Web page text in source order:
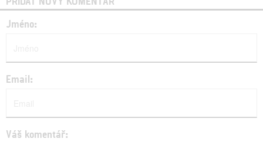
Jméno:
Email:
Váš komentář: